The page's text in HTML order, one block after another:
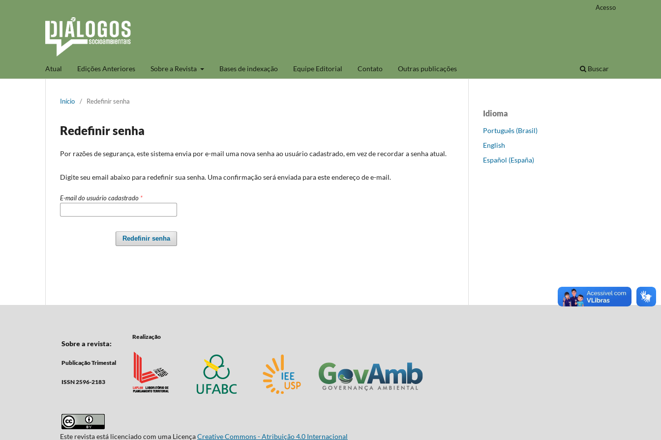
Atual Edições Anteriores Sobre a Revista Bases de indexação Equipe Editorial Contato Outras publicações Buscar
Acesso
Início / Redefinir senha
Redefinir senha
Por razões de segurança, este sistema envia por e-mail uma nova senha ao usuário cadastrado, em vez de recordar a senha atual.
Digite seu email abaixo para redefinir sua senha. Uma confirmação será enviada para este endereço de e-mail.
E-mail do usuário cadastrado *
Redefinir senha
Idioma
Português (Brasil)
English
Español (España)
Sobre a revista:
Publicação Trimestal
ISSN 2596-2183
Realização
Este revista está licenciado com uma LicençaCreative Commons - Atribuição 4.0 Internacional